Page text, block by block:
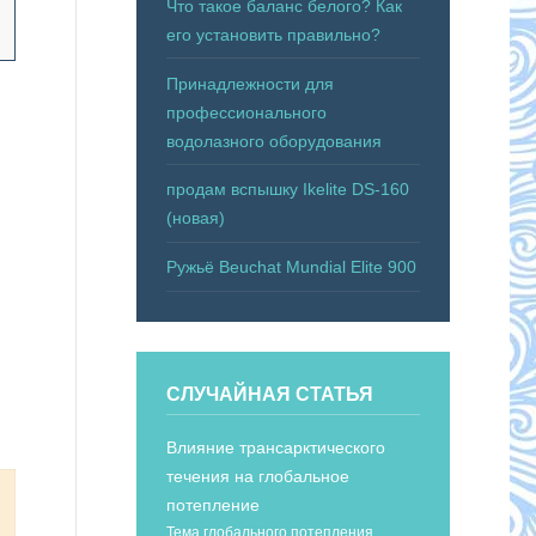
Что такое баланс белого? Как
его установить правильно?
Принадлежности для
профессионального
водолазного оборудования
продам вспышку Ikelite DS-160
(новая)
Ружьё Beuchat Mundial Elite 900
СЛУЧАЙНАЯ СТАТЬЯ
Влияние трансарктического
течения на глобальное
потепление
Тема глобального потепления